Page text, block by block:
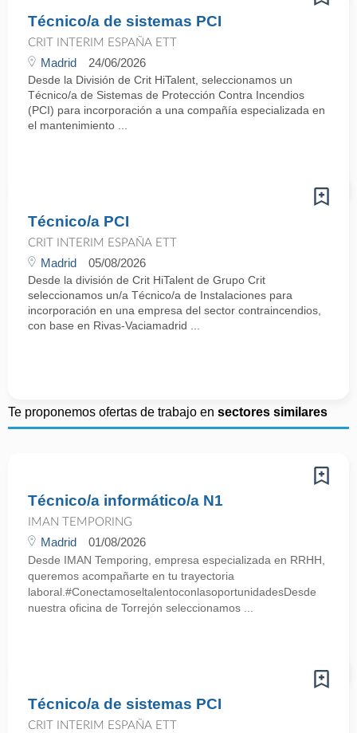
Técnico/a de sistemas PCI
CRIT INTERIM ESPAÑA ETT
Madrid 24/06/2026
Desde la División de Crit HiTalent, seleccionamos un
Técnico/a de Sistemas de Protección Contra Incendios
(PCI) para incorporación a una compañía especializada en
el mantenimiento ...
Técnico/a PCI
CRIT INTERIM ESPAÑA ETT
Madrid 05/08/2026
Desde la división de Crit HiTalent de Grupo Crit
seleccionamos un/a Técnico/a de Instalaciones para
incorporación en una empresa del sector contraincendios,
con base en Rivas-Vaciamadrid ...
Te proponemos ofertas de trabajo en sectores similares
Técnico/a informático/a N1
IMAN TEMPORING
Madrid 01/08/2026
Desde IMAN Temporing, empresa especializada en RRHH,
queremos acompañarte en tu trayectoria
laboral.#ConectamoseltalentoconlasoportunidadesDesde
nuestra oficina de Torrejón seleccionamos ...
Técnico/a de sistemas PCI
CRIT INTERIM ESPAÑA ETT